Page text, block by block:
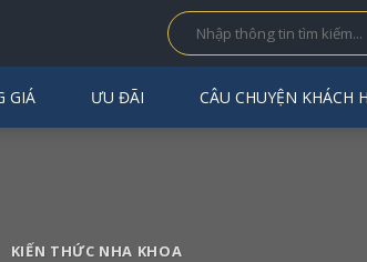
GIÁ ƯU ĐÃI CÂU CHUYỆN KHÁCH
KIẾN THỨC NHA KHOA